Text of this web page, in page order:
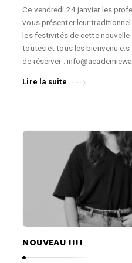
Ce vendredi 24 janvier les
vous présenter leur
les festivités de cette nouvelle
toutes et tous les
de réserver :
Lire la suite
NOUVEAU !!!!